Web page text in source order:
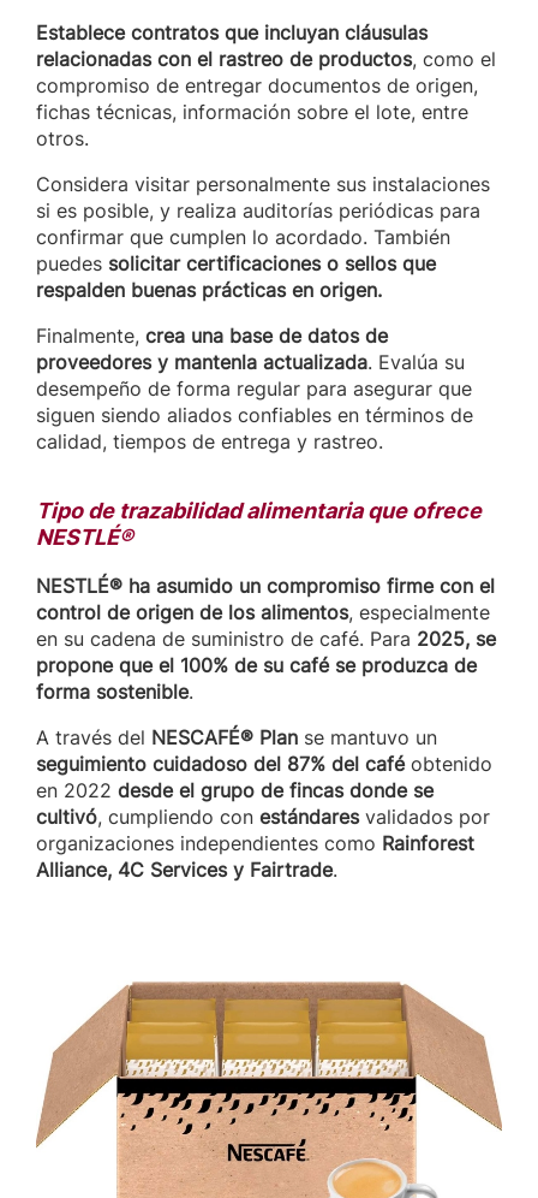
Establece contratos que incluyan cláusulas
relacionadas con el rastreo de productos, como el
compromiso de entregar documentos de origen,
fichas técnicas, información sobre el lote, entre
otros.
Considera visitar personalmente sus instalaciones
si es posible, y realiza auditorías periódicas para
confirmar que cumplen lo acordado. También
puedes solicitar certificaciones o sellos que
respalden buenas prácticas en origen.
Finalmente, crea una base de datos de
proveedores y mantenla actualizada. Evalúa su
desempeño de forma regular para asegurar que
siguen siendo aliados confiables en términos de
calidad, tiempos de entrega y rastreo.
Tipo de trazabilidad alimentaria que ofrece
NESTLÉ®
NESTLÉ® ha asumido un compromiso firme con el
control de origen de los alimentos, especialmente
en su cadena de suministro de café. Para 2025, se
propone que el 100% de su café se produzca de
forma sostenible.
A través del NESCAFÉ® Plan se mantuvo un
seguimiento cuidadoso del 87% del café obtenido
en 2022 desde el grupo de fincas donde se
cultivó, cumpliendo con estándares validados por
organizaciones independientes como Rainforest
Alliance, 4C Services y Fairtrade.